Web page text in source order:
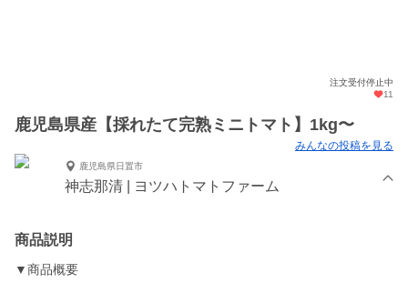
注文受付停止中
11
鹿児島県産【採れたて完熟ミニトマト】1kg〜
みんなの投稿を見る
鹿児島県日置市
神志那清 | ヨツハトマトファーム
商品説明
▼商品概要